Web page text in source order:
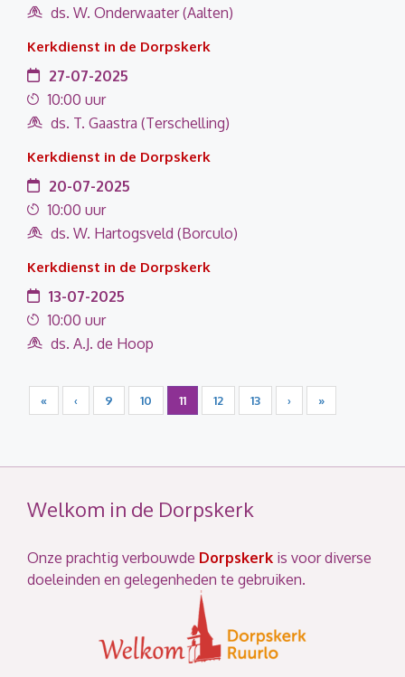
ds. W. Onderwaater (Aalten)
Kerkdienst in de Dorpskerk
27-07-2025
10:00 uur
ds. T. Gaastra (Terschelling)
Kerkdienst in de Dorpskerk
20-07-2025
10:00 uur
ds. W. Hartogsveld (Borculo)
Kerkdienst in de Dorpskerk
13-07-2025
10:00 uur
ds. A.J. de Hoop
« ‹ 9 10 11 12 13 › »
Welkom in de Dorpskerk
Onze prachtig verbouwde Dorpskerk is voor diverse
doeleinden en gelegenheden te gebruiken.